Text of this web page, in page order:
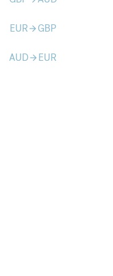
EURarrow_forward GBP
AUDarrow_forward EUR